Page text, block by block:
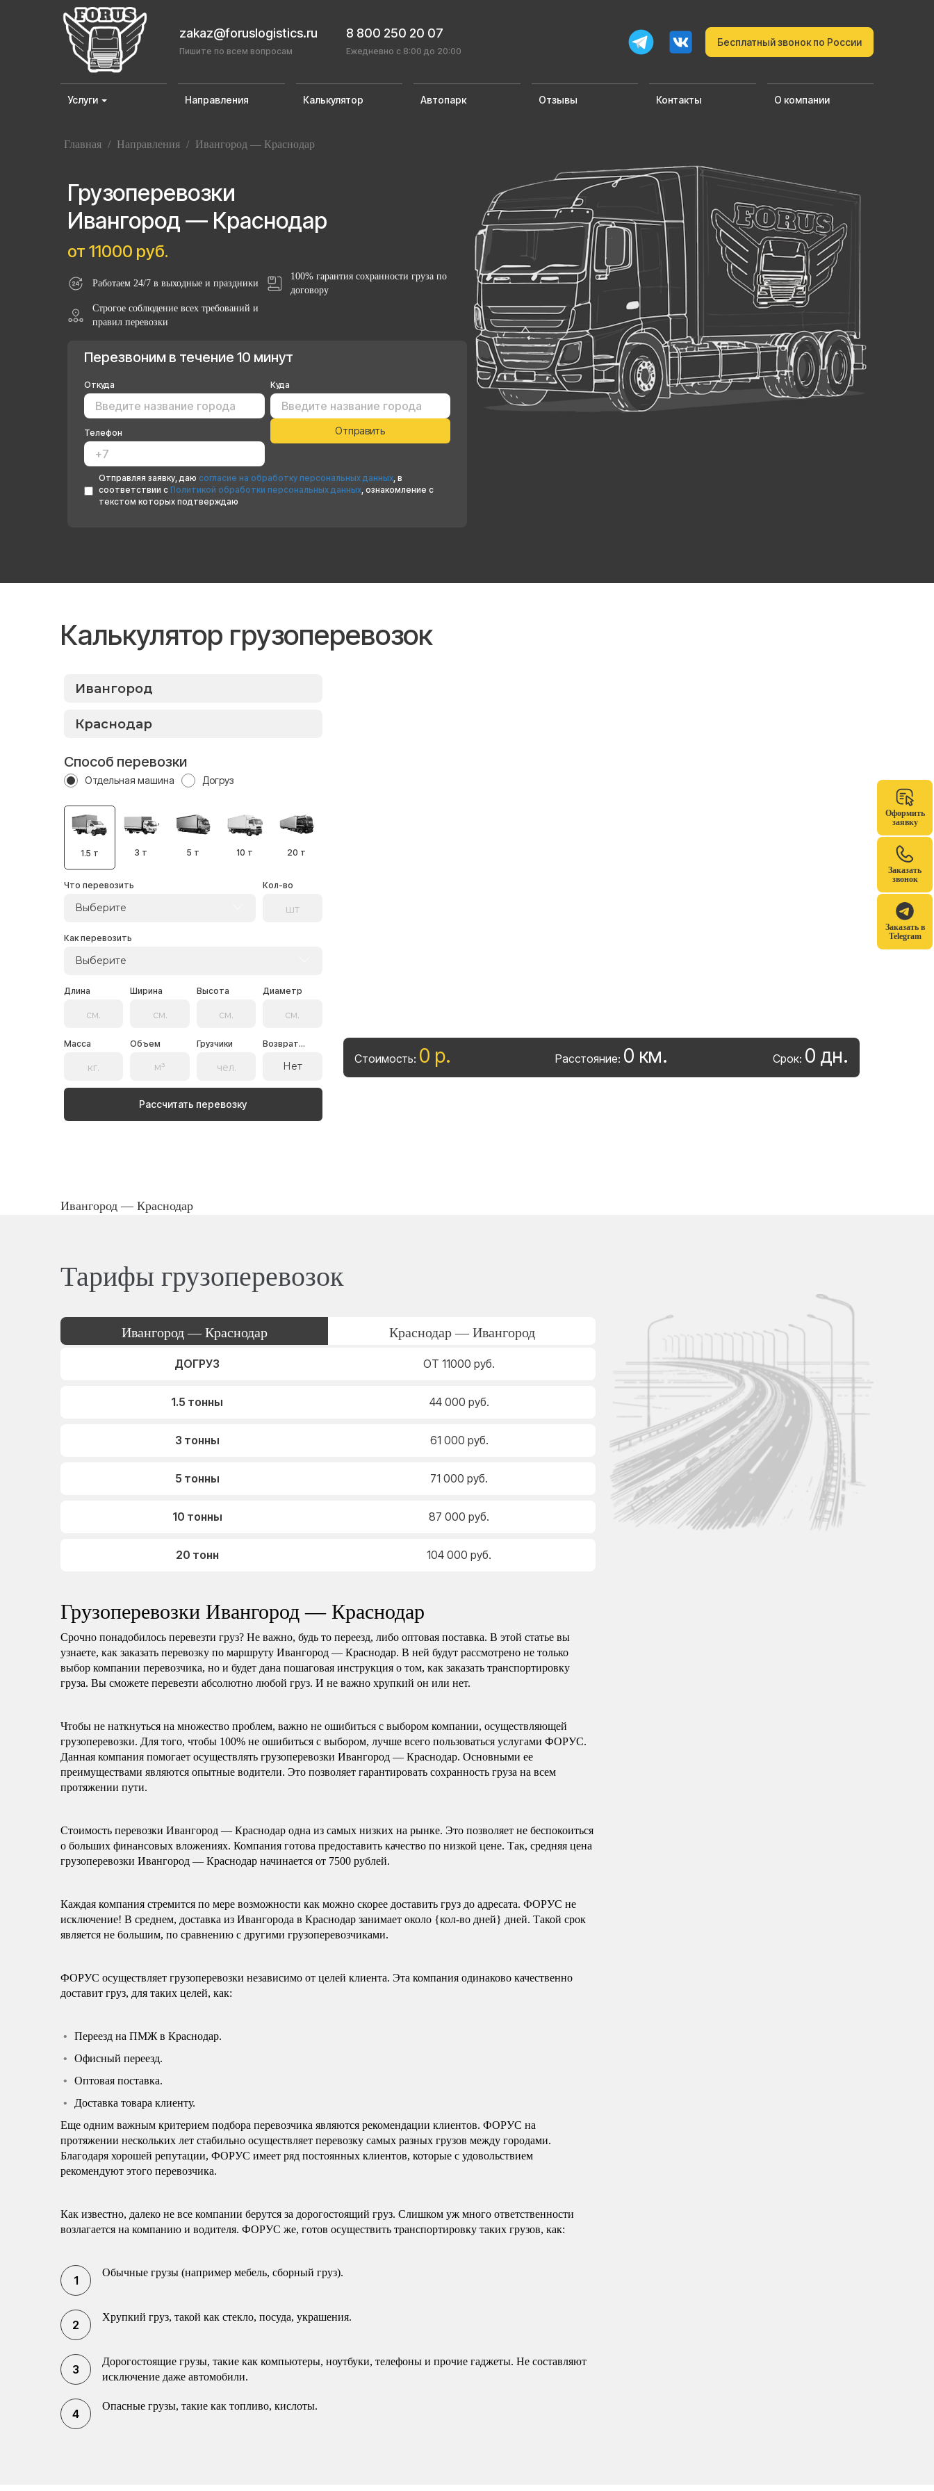
Оформить
заявку
Заказать
звонок
Заказать в
Telegram
zakaz@foruslogistics.ru
Пишите по всем вопросам
8 800 250 20 07
Ежедневно с 8:00 до 20:00
Бесплатный звонок по России
Услуги Направления Калькулятор Автопарк Отзывы Контакты О компании
Главная / Направления / Ивангород — Краснодар
Грузоперевозки
Ивангород — Краснодар
от 11000 руб.
Работаем 24/7 в выходные и праздники
100% гарантия сохранности груза по
договору
Строгое соблюдение всех требований и
правил перевозки
Перезвоним в течение 10 минут
Откуда Куда
Телефон
Отправляя заявку, даю согласие на обработку персональных данных, в
соответствии с Политикой обработки персональных данных, ознакомление с
текстом которых подтверждаю
Калькулятор грузоперевозок
Способ перевозки
Отдельная машина Догруз
1.5 т 3 т 5 т 10 т 20 т
Что перевозить
Выберите
Кол-во
Как перевозить
Выберите
Длина Ширина Высота Диаметр
Масса Объем Грузчики Возврат...
Нет
Рассчитать перевозку
Стоимость: 0 р. Расстояние: 0 км. Срок: 0 дн.
Ивангород — Краснодар
Тарифы грузоперевозок
Ивангород — Краснодар Краснодар — Ивангород
ДОГРУЗ ОТ 11000 руб.
1.5 тонны 44 000 руб.
3 тонны 61 000 руб.
5 тонны 71 000 руб.
10 тонны 87 000 руб.
20 тонн 104 000 руб.
Грузоперевозки Ивангород — Краснодар
Срочно понадобилось перевезти груз? Не важно, будь то переезд, либо оптовая поставка. В этой статье вы
узнаете, как заказать перевозку по маршруту Ивангород — Краснодар. В ней будут рассмотрено не только
выбор компании перевозчика, но и будет дана пошаговая инструкция о том, как заказать транспортировку
груза. Вы сможете перевезти абсолютно любой груз. И не важно хрупкий он или нет.
Чтобы не наткнуться на множество проблем, важно не ошибиться с выбором компании, осуществляющей
грузоперевозки. Для того, чтобы 100% не ошибиться с выбором, лучше всего пользоваться услугами ФОРУС.
Данная компания помогает осуществлять грузоперевозки Ивангород — Краснодар. Основными ее
преимуществами являются опытные водители. Это позволяет гарантировать сохранность груза на всем
протяжении пути.
Стоимость перевозки Ивангород — Краснодар одна из самых низких на рынке. Это позволяет не беспокоиться
о больших финансовых вложениях. Компания готова предоставить качество по низкой цене. Так, средняя цена
грузоперевозки Ивангород — Краснодар начинается от 7500 рублей.
Каждая компания стремится по мере возможности как можно скорее доставить груз до адресата. ФОРУС не
исключение! В среднем, доставка из Ивангорода в Краснодар занимает около {кол-во дней} дней. Такой срок
является не большим, по сравнению с другими грузоперевозчиками.
ФОРУС осуществляет грузоперевозки независимо от целей клиента. Эта компания одинаково качественно
доставит груз, для таких целей, как:
Переезд на ПМЖ в Краснодар.
Офисный переезд.
Оптовая поставка.
Доставка товара клиенту.
Еще одним важным критерием подбора перевозчика являются рекомендации клиентов. ФОРУС на
протяжении нескольких лет стабильно осуществляет перевозку самых разных грузов между городами.
Благодаря хорошей репутации, ФОРУС имеет ряд постоянных клиентов, которые с удовольствием
рекомендуют этого перевозчика.
Как известно, далеко не все компании берутся за дорогостоящий груз. Слишком уж много ответственности
возлагается на компанию и водителя. ФОРУС же, готов осуществить транспортировку таких грузов, как:
Обычные грузы (например мебель, сборный груз).
Хрупкий груз, такой как стекло, посуда, украшения.
Дорогостоящие грузы, такие как компьютеры, ноутбуки, телефоны и прочие гаджеты. Не составляют
исключение даже автомобили.
Опасные грузы, такие как топливо, кислоты.